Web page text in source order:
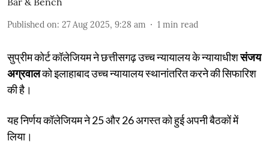
Published on: 27 Aug 2025, 9:28 am 1 min read
सुप्रीम कोर्ट कॉलेजियम ने छत्तीसगढ़ उच्च न्यायालय के न्यायाधीशसंजय
अग्रवालको इलाहाबाद उच्च न्यायालय स्थानांतरित करने की सिफारिश
की है।
यह निर्णय कॉलेजियम ने 25 और 26 अगस्त को हुई अपनी बैठकों में
लिया।